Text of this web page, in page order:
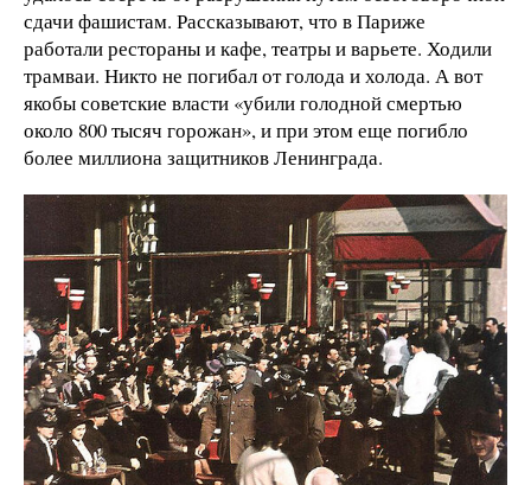
сдачи фашистам. Рассказывают, что в Париже
работали рестораны и кафе, театры и варьете. Ходили
трамваи. Никто не погибал от голода и холода. А вот
якобы советские власти «убили голодной смертью
около 800 тысяч горожан», и при этом еще погибло
более миллиона защитников Ленинграда.